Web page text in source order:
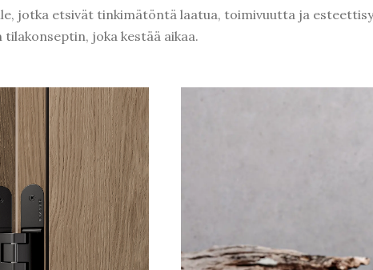
jotka etsivät tinkimätöntä laatua, toimivuutta ja
joka kestää aikaa.